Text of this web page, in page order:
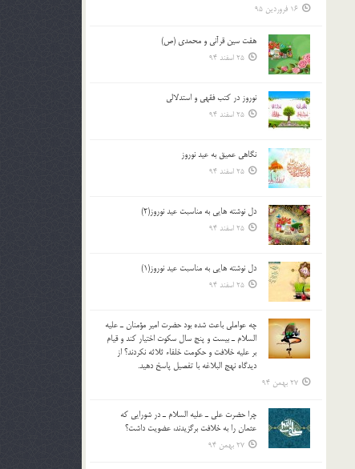
16 فروردین 95
هفت سین قرآنی و محمدی (ص)
25 اسفند 94
نوروز در كتب فقهى و استدلالى‏
25 اسفند 94
نگاهى عميق به عيد نوروز
25 اسفند 94
دل نوشته هایی به مناسبت عید نوروز(2)
25 اسفند 94
دل نوشته هایی به مناسبت عید نوروز(1)
25 اسفند 94
چه عواملي باعث شده بود حضرت امير مؤمنان ـ عليه
السلام ـ بيست و پنج سال سکوت اختيار کند و قيام
بر عليه خلافت و حکومت خلفاء ثلاثه نکردند؟ از
ديدگاه نهج البلاغه با تفصيل پاسخ دهيد.
27 بهمن 94
چرا حضرت علي ـ عليه السلام ـ در شورايي كه
عثمان را به خلافت برگزيدند، عضويت داشت؟
27 بهمن 94